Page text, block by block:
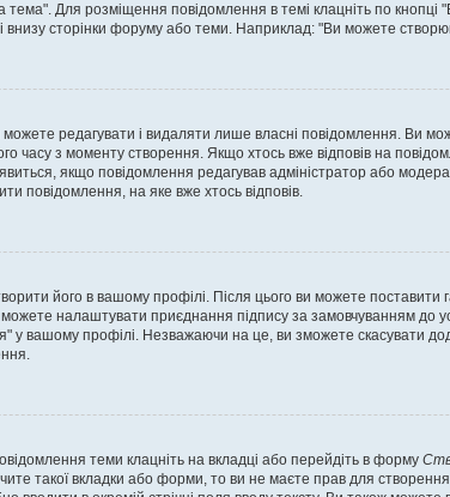
Для розміщення повідомлення в темі клацніть по
внизу сторінки форуму або теми. Наприклад: "Ви можете
редагувати і видаляти лише власні повідомлення. Ви
часу з моменту створення. Якщо хтось вже відповів на
якщо повідомлення редагував адміністратор або
повідомлення, на яке вже хтось відповів.
його в вашому профілі. Після цього ви можете поставити
налаштувати приєднання підпису за замовчуванням до
у вашому профілі. Незважаючи на це, ви зможете скасувати
теми клацніть на вкладці або перейдіть в форму
такої вкладки або форми, то ви не маєте прав для створення